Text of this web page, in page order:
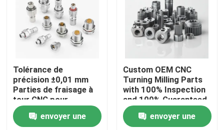
À la maison
Produits
Tolérance de
précision ±0,01 mm
Parties de fraisage à
tour CNC pour
applications
industriellesenvoyer une
Custom OEM CNC
Turning Milling Parts
with 100% Inspection
and 100% Guaranteed
Precision CNC
Machined Parts
envoyer une